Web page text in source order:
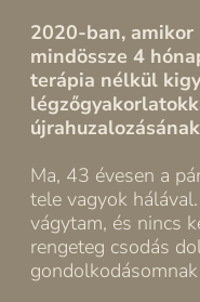
2020-ban,
mindössze 4
terápia nélkül
Ma, 43 évesen a
tele vagyok
vágytam, és nincs
rengeteg csodás